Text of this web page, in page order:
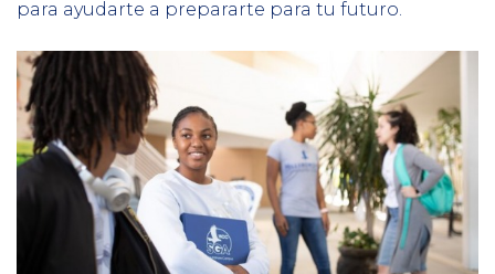
para ayudarte a prepararte para tu futuro.